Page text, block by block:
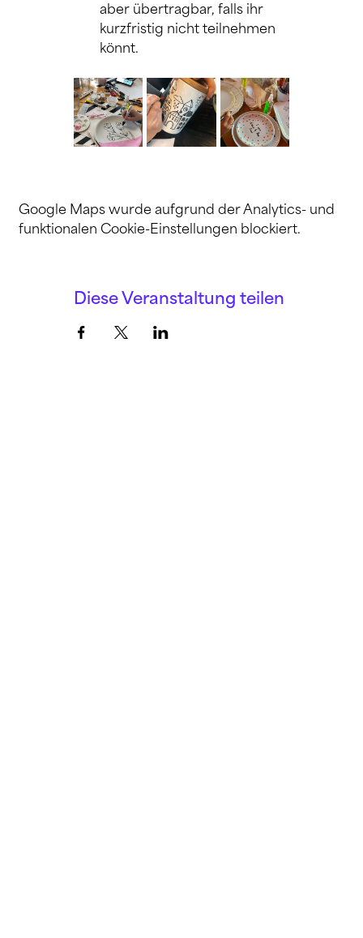
aber übertragbar, falls ihr
kurzfristig nicht teilnehmen
könnt.
Google Maps wurde aufgrund der Analytics- und
funktionalen Cookie-Einstellungen blockiert.
Diese Veranstaltung teilen